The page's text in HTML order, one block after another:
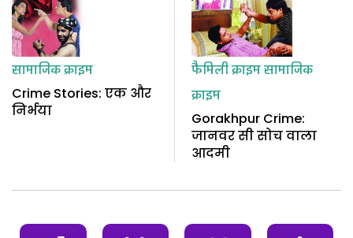
सामाजिक क्राइम
Crime Stories: एक और
निर्भया
फैमिली क्राइमसामाजिक
क्राइम
Gorakhpur Crime:
जानवर सी सोच वाला
आदमी